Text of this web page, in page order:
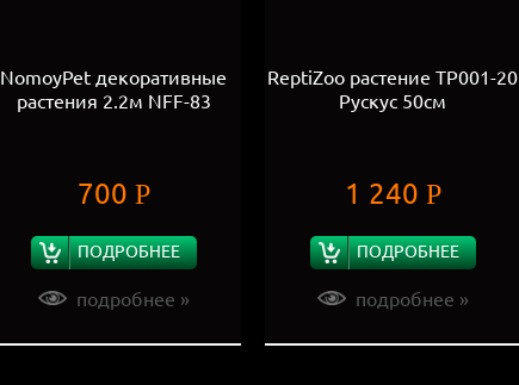
NomoyPet декоративные
растения 2.2м NFF-83
700 Р
ПОДРОБНЕЕ
подробнее »
ReptiZoo растение ТР001-20
Рускус 50см
1 240 Р
ПОДРОБНЕЕ
подробнее »